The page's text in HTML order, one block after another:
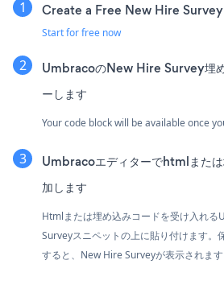
Create a Free New Hire
Start for free now
UmbracoのNew Hire Survey埋
ーします
Your code block will be available once
Umbracoエディターでhtmlまたは
加します
Htmlまたは埋め込みコードを受け入れ
Surveyスニペットの上に貼り付けます。
すると、New Hire Surveyが表示されます